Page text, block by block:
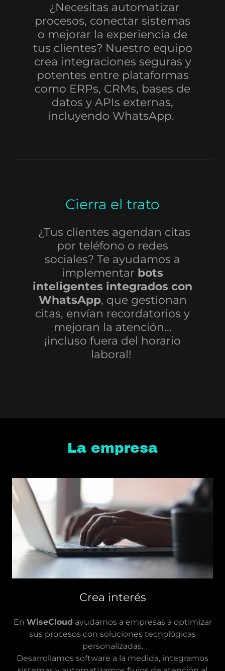
¿Necesitas automatizar
procesos, conectar sistemas
o mejorar la experiencia de
tus clientes? Nuestro equipo
crea integraciones seguras y
potentes entre plataformas
como ERPs, CRMs, bases de
datos y APIs externas,
incluyendo WhatsApp.
Cierra el trato
¿Tus clientes agendan citas
por teléfono o redes
sociales? Te ayudamos a
implementar bots
inteligentes integrados con
WhatsApp, que gestionan
citas, envían recordatorios y
mejoran la atención...
¡incluso fuera del horario
laboral!
La empresa
Crea interés
En WiseCloud ayudamos a empresas a optimizar
sus procesos con soluciones tecnológicas
personalizadas.
Desarrollamos software a la medida, integramos